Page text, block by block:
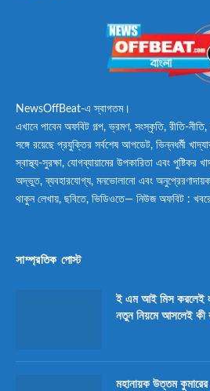
NewsOffBeat-এ স্বাগতম।
এখানে পাবেন অফবিট গল্প, ভ্রমণ, সংস্কৃতি, রীতি-নীতি,
সঙ্গে রয়েছে প্রযুক্তির সর্বশেষ আপডেট, ভিন্নধর্মী
স্বাস্থ্য-সুরক্ষা, যোগব্যায়ামের উপকারিতা এবং পুষ্টিকর
অদ্ভুত, ব্যবহারযোগ্য, মনভোলানো এবং অনুপ্রেরণাদায়ক
থাকুন লেখায়, ছবিতে, ভিডিওতে— নিউজ অফবিট :
সাম্প্রতিক পোস্ট
ই এম আই মিস করলেই
নতুন নিয়মে আসলেই কী
মহানায়ক উত্তম কুমারের